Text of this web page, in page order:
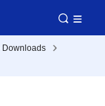
Downloads